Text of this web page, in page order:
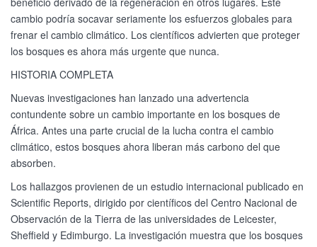
cambio podría socavar seriamente los esfuerzos globales para
frenar el cambio climático. Los científicos advierten que proteger
los bosques es ahora más urgente que nunca.
HISTORIA COMPLETA
Nuevas investigaciones han lanzado una advertencia
contundente sobre un cambio importante en los bosques de
África. Antes una parte crucial de la lucha contra el cambio
climático, estos bosques ahora liberan más carbono del que
absorben.
Los hallazgos provienen de un estudio internacional publicado en
Scientific Reports, dirigido por científicos del Centro Nacional de
Observación de la Tierra de las universidades de Leicester,
Sheffield y Edimburgo. La investigación muestra que los bosques